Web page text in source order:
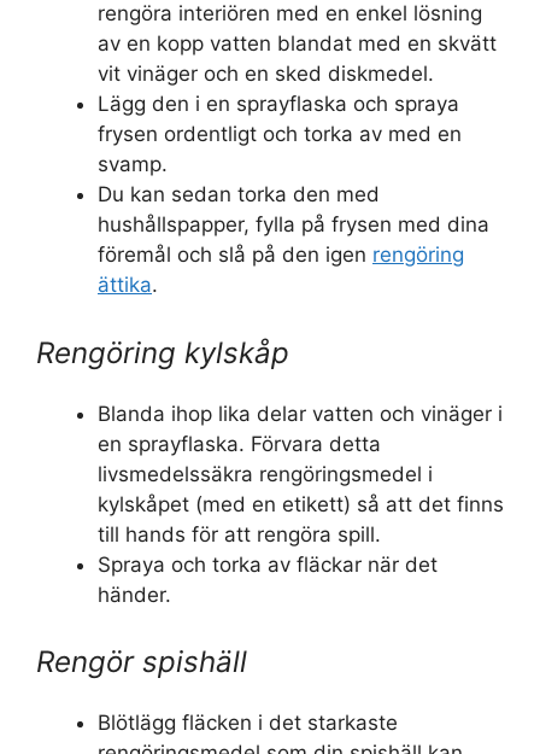
rengöra interiören med en enkel lösning
av en kopp vatten blandat med en skvätt
vit vinäger och en sked diskmedel.
Lägg den i en sprayflaska och spraya
frysen ordentligt och torka av med en
svamp.
Du kan sedan torka den med
hushållspapper, fylla på frysen med dina
föremål och slå på den igen rengöring
ättika.
Rengöring kylskåp
Blanda ihop lika delar vatten och vinäger i
en sprayflaska. Förvara detta
livsmedelssäkra rengöringsmedel i
kylskåpet (med en etikett) så att det finns
till hands för att rengöra spill.
Spraya och torka av fläckar när det
händer.
Rengör spishäll
Blötlägg fläcken i det starkaste